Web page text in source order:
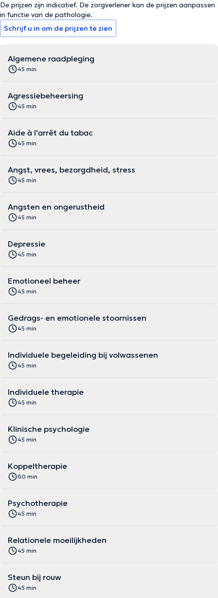
De prijzen zijn indicatief. De zorgverlener kan de prijzen aanpassen
in functie van de pathologie.
Schrijf u in om de prijzen te zien
Algemene raadpleging
45 min
Agressiebeheersing
45 min
Aide à l'arrêt du tabac
45 min
Angst, vrees, bezorgdheid, stress
45 min
Angsten en ongerustheid
45 min
Depressie
45 min
Emotioneel beheer
45 min
Gedrags- en emotionele stoornissen
45 min
Individuele begeleiding bij volwassenen
45 min
Individuele therapie
45 min
Klinische psychologie
45 min
Koppeltherapie
60 min
Psychotherapie
45 min
Relationele moeilijkheden
45 min
Steun bij rouw
45 min